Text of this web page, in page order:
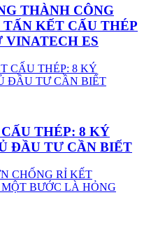
THÀNH CÔNG
KẾT CẤU THÉP
ES
THÉP: 8 KÝ
ĐẦU TƯ CẦN BIẾT